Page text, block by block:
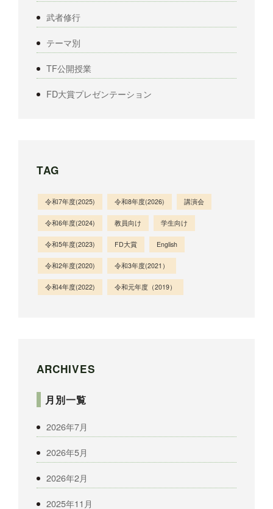
武者修行
テーマ別
TF公開授業
FD大賞プレゼンテーション
TAG
令和7年度(2025) 令和8年度(2026) 講演会
令和6年度(2024) 教員向け 学生向け
令和5年度(2023) FD大賞 English
令和2年度(2020) 令和3年度(2021）
令和4年度(2022) 令和元年度（2019）
ARCHIVES
月別一覧
2026年7月
2026年5月
2026年2月
2025年11月